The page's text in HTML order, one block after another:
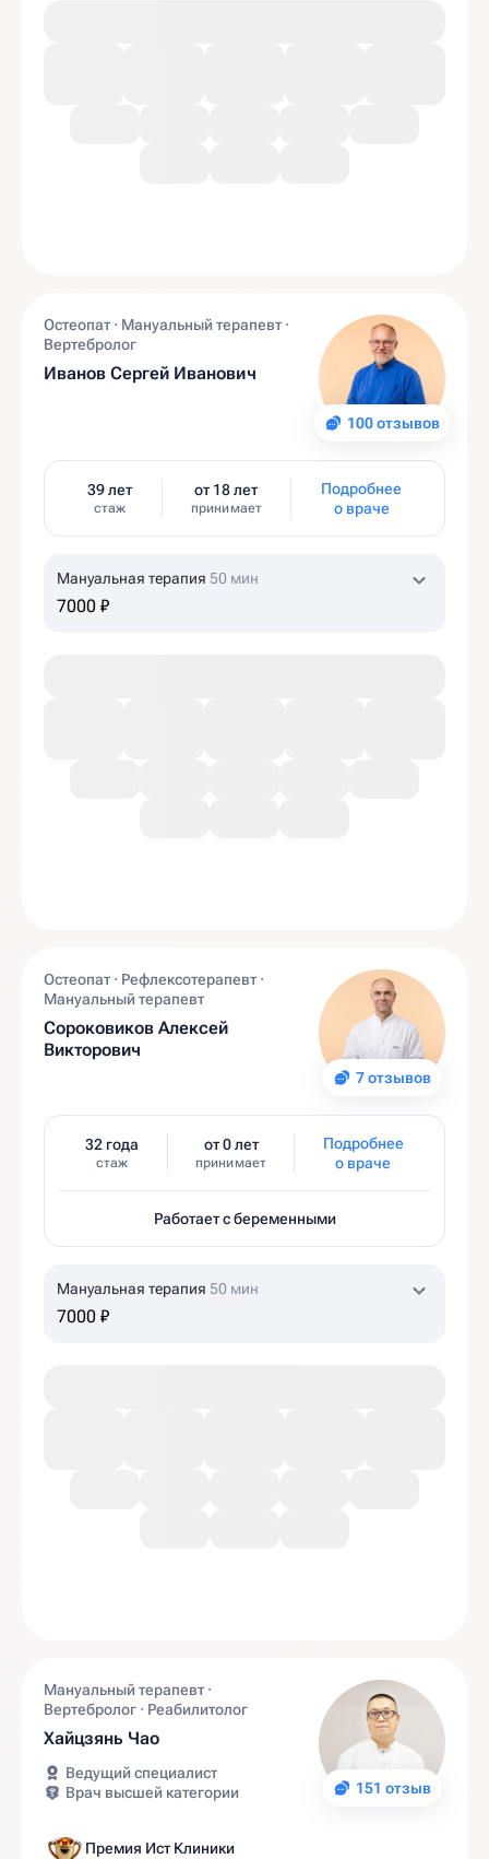
100 отзывов
Остеопат · Мануальный терапевт ·
Вертебролог
Иванов Сергей Иванович
39 лет
стаж
от 18 лет
принимает
Подробнее
о враче
Мануальная терапия 50 мин
7000 ₽
7 отзывов
Остеопат · Рефлексотерапевт ·
Мануальный терапевт
Сороковиков Алексей
Викторович
32 года
стаж
от 0 лет
принимает
Подробнее
о враче
Работает с беременными
Мануальная терапия 50 мин
7000 ₽
151 отзыв
Мануальный терапевт ·
Вертебролог · Реабилитолог
Хайцзянь Чао
Ведущий специалист
Врач высшей категории
Премия Ист Клиники